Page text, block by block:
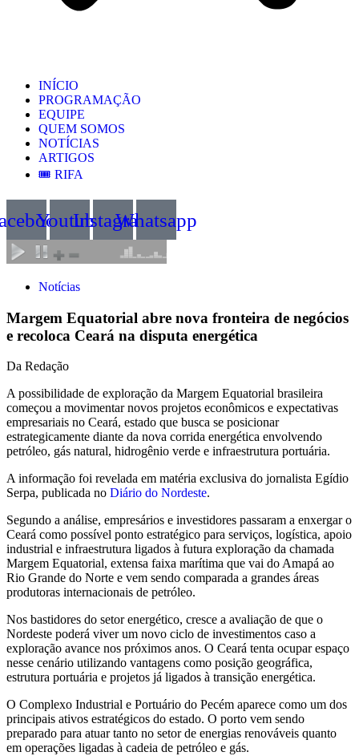
INÍCIO
PROGRAMAÇÃO
EQUIPE
QUEM SOMOS
NOTÍCIAS
ARTIGOS
🎟️ RIFA
YoutubeInstagramWhatsapp
Notícias
Margem Equatorial abre nova fronteira de negócios
e recoloca Ceará na disputa energética
Da Redação
A possibilidade de exploração da Margem Equatorial brasileira
começou a movimentar novos projetos econômicos e expectativas
empresariais no Ceará, estado que busca se posicionar
estrategicamente diante da nova corrida energética envolvendo
petróleo, gás natural, hidrogênio verde e infraestrutura portuária.
A informação foi revelada em matéria exclusiva do jornalista Egídio
Serpa, publicada no Diário do Nordeste.
Segundo a análise, empresários e investidores passaram a enxergar o
Ceará como possível ponto estratégico para serviços, logística, apoio
industrial e infraestrutura ligados à futura exploração da chamada
Margem Equatorial, extensa faixa marítima que vai do Amapá ao
Rio Grande do Norte e vem sendo comparada a grandes áreas
produtoras internacionais de petróleo.
Nos bastidores do setor energético, cresce a avaliação de que o
Nordeste poderá viver um novo ciclo de investimentos caso a
exploração avance nos próximos anos. O Ceará tenta ocupar espaço
nesse cenário utilizando vantagens como posição geográfica,
estrutura portuária e projetos já ligados à transição energética.
O Complexo Industrial e Portuário do Pecém aparece como um dos
principais ativos estratégicos do estado. O porto vem sendo
preparado para atuar tanto no setor de energias renováveis quanto
em operações ligadas à cadeia de petróleo e gás.